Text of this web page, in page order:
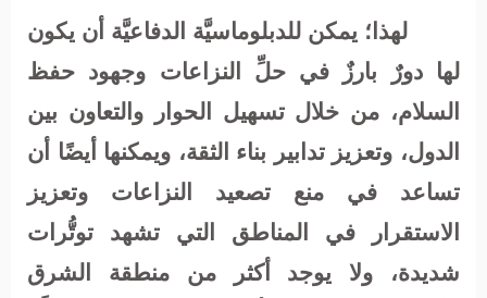
لهذا؛ يمكن للدبلوماسيَّة الدفاعيَّة أن يكون
لها دورٌ بارزٌ في حلِّ النزاعات وجهود حفظ
السلام، من خلال تسهيل الحوار والتعاون بين
الدول، وتعزيز تدابير بناء الثقة، ويمكنها أيضًا أن
تساعد في منع تصعيد النزاعات وتعزيز
الاستقرار في المناطق التي تشهد توتُّرات
شديدة، ولا يوجد أكثر من منطقة الشرق